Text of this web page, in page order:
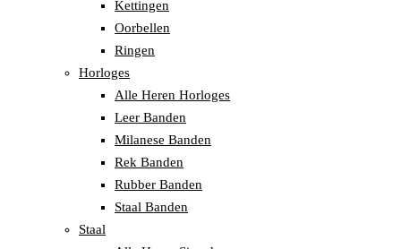
Kettingen
Oorbellen
Ringen
Horloges
Alle Heren Horloges
Leer Banden
Milanese Banden
Rek Banden
Rubber Banden
Staal Banden
Staal